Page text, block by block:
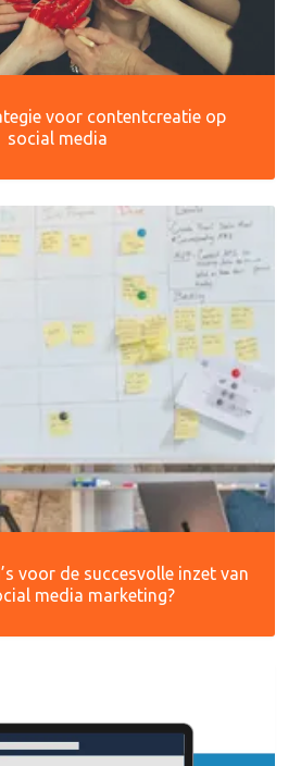
voor contentcreatie op
social media
voor de succesvolle inzet van
media marketing?